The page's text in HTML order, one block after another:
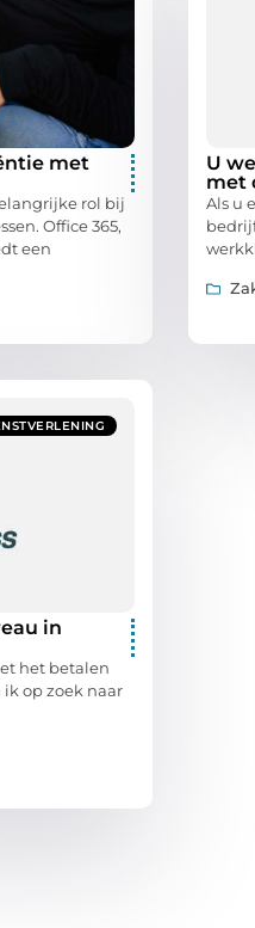
met
rol bij
Office 365,
een
U
met
Als u
in
het betalen
op zoek naar